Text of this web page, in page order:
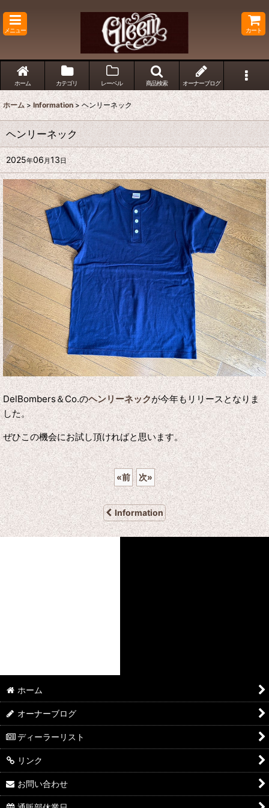
メニュー カート
ホーム カテゴリ レーベル 商品検索 オーナーブログ
ホーム > Information > ヘンリーネック
ヘンリーネック
2025年06月13日
DelBombers＆Co.のヘンリーネックが今年もリリースとなりま
した。
ぜひこの機会にお試し頂ければと思います。
«前 次»
Information
ホーム
オーナーブログ
ディーラーリスト
リンク
お問い合わせ